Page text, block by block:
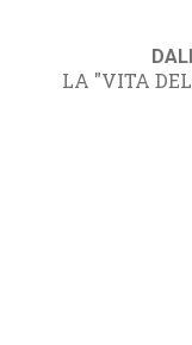
LA "VITA